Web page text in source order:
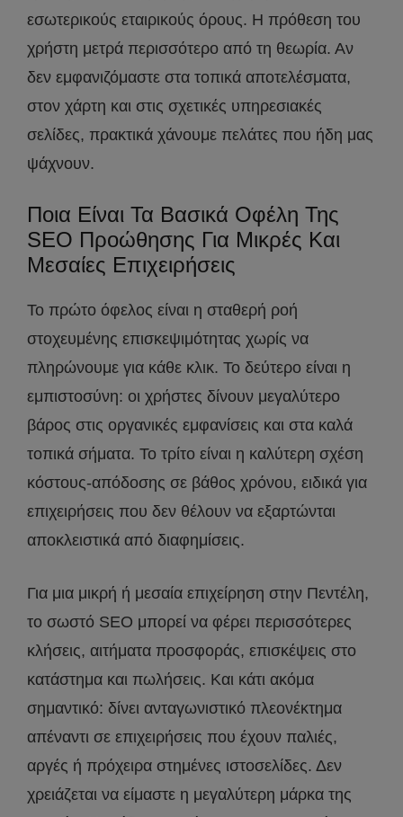
εσωτερικούς εταιρικούς όρους. Η πρόθεση του
χρήστη μετρά περισσότερο από τη θεωρία. Αν
δεν εμφανιζόμαστε στα τοπικά αποτελέσματα,
στον χάρτη και στις σχετικές υπηρεσιακές
σελίδες, πρακτικά χάνουμε πελάτες που ήδη μας
ψάχνουν.
Ποια Είναι Τα Βασικά Οφέλη Της
SEO Προώθησης Για Μικρές Και
Μεσαίες Επιχειρήσεις
Το πρώτο όφελος είναι η σταθερή ροή
στοχευμένης επισκεψιμότητας χωρίς να
πληρώνουμε για κάθε κλικ. Το δεύτερο είναι η
εμπιστοσύνη: οι χρήστες δίνουν μεγαλύτερο
βάρος στις οργανικές εμφανίσεις και στα καλά
τοπικά σήματα. Το τρίτο είναι η καλύτερη σχέση
κόστους-απόδοσης σε βάθος χρόνου, ειδικά για
επιχειρήσεις που δεν θέλουν να εξαρτώνται
αποκλειστικά από διαφημίσεις.
Για μια μικρή ή μεσαία επιχείρηση στην Πεντέλη,
το σωστό SEO μπορεί να φέρει περισσότερες
κλήσεις, αιτήματα προσφοράς, επισκέψεις στο
κατάστημα και πωλήσεις. Και κάτι ακόμα
σημαντικό: δίνει ανταγωνιστικό πλεονέκτημα
απέναντι σε επιχειρήσεις που έχουν παλιές,
αργές ή πρόχειρα στημένες ιστοσελίδες. Δεν
χρειάζεται να είμαστε η μεγαλύτερη μάρκα της